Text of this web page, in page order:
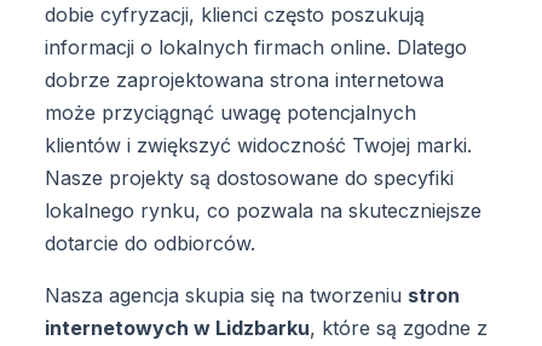
dobie cyfryzacji, klienci często poszukują
informacji o lokalnych firmach online. Dlatego
dobrze zaprojektowana strona internetowa
może przyciągnąć uwagę potencjalnych
klientów i zwiększyć widoczność Twojej marki.
Nasze projekty są dostosowane do specyfiki
lokalnego rynku, co pozwala na skuteczniejsze
dotarcie do odbiorców.
Nasza agencja skupia się na tworzeniu stron
internetowych w Lidzbarku, które są zgodne z